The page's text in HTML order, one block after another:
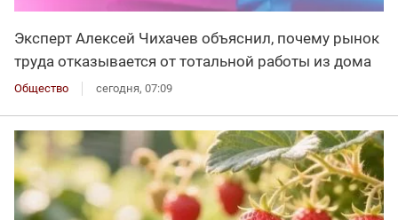
Эксперт Алексей Чихачев объяснил, почему рынок
труда отказывается от тотальной работы из дома
Общество сегодня, 07:09